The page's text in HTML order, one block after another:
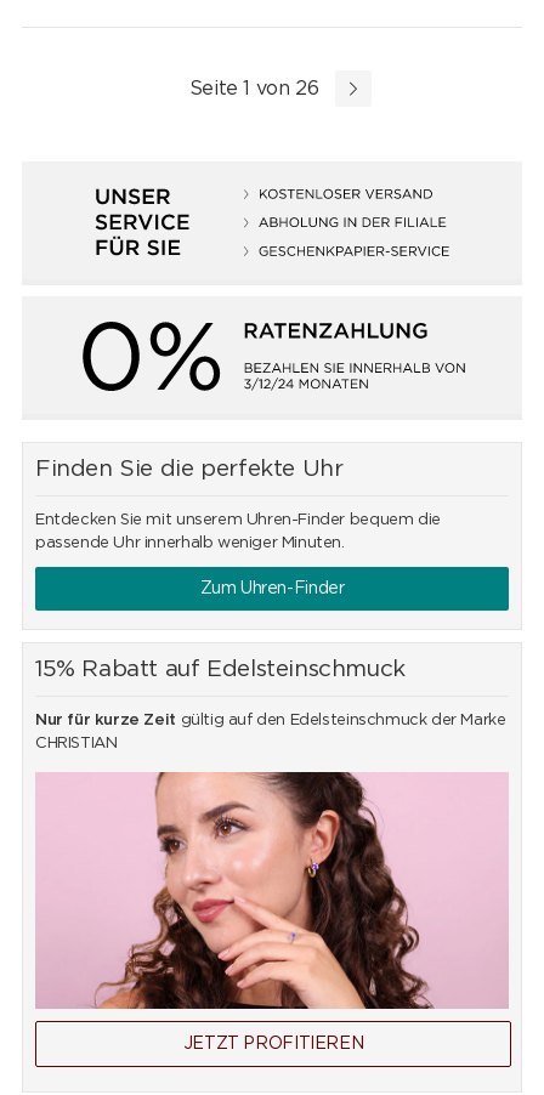
Seite 1 von 26
Finden Sie die perfekte Uhr
Entdecken Sie mit unserem Uhren-Finder bequem die
passende Uhr innerhalb weniger Minuten.
Zum Uhren-Finder
15% Rabatt auf Edelsteinschmuck
Nur für kurze Zeit gültig auf den Edelsteinschmuck der Marke
CHRISTIAN
JETZT PROFITIEREN